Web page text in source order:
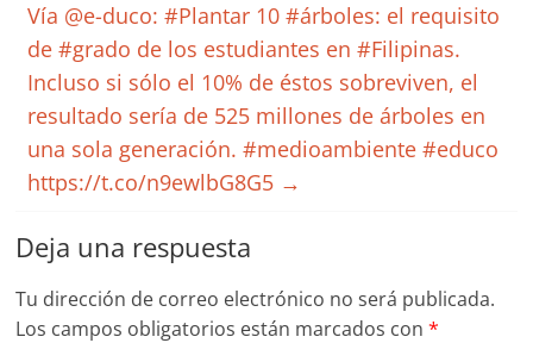
Vía @e-duco: #Plantar 10 #árboles: el requisito
de #grado de los estudiantes en #Filipinas.
Incluso si sólo el 10% de éstos sobreviven, el
resultado sería de 525 millones de árboles en
una sola generación. #medioambiente #educo
https://t.co/n9ewlbG8G5 →
Deja una respuesta
Tu dirección de correo electrónico no será publicada.
Los campos obligatorios están marcados con*